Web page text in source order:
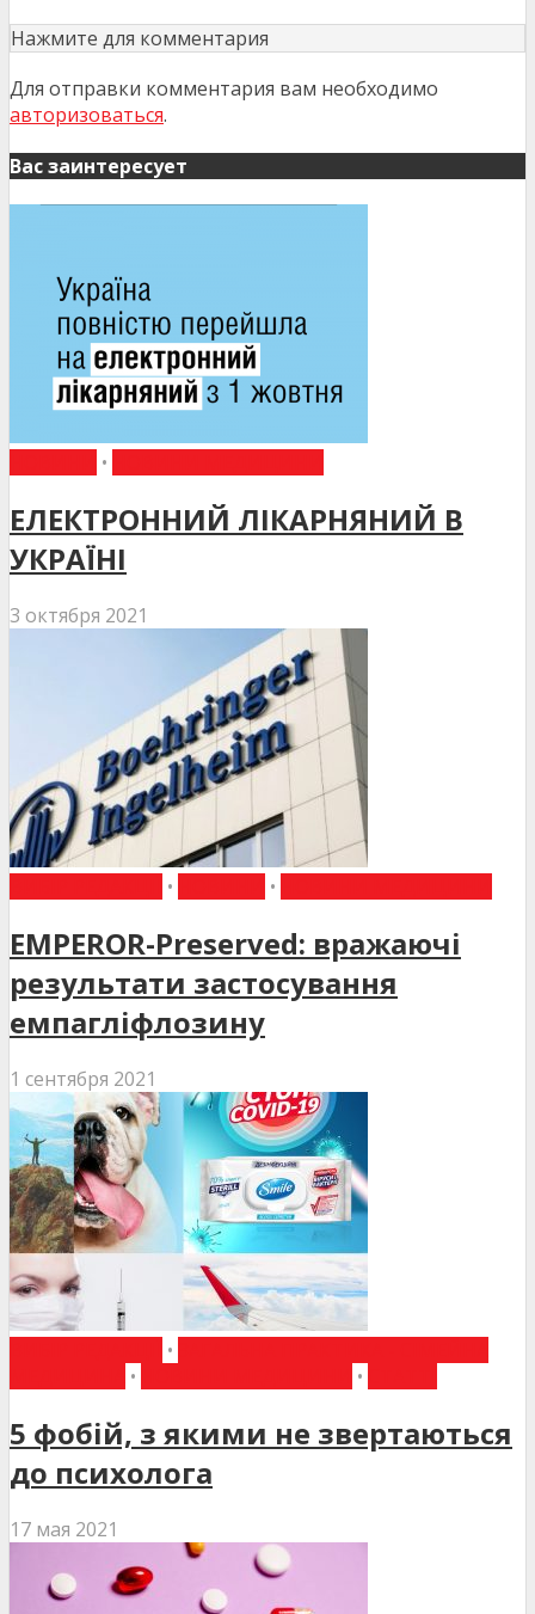
Нажмите для комментария
Для отправки комментария вам необходимо
авторизоваться.
Вас заинтересует
•
ЕЛЕКТРОННИЙ ЛІКАРНЯНИЙ В
УКРАЇНІ
3 октября 2021
• •
EMPEROR-Preserved: вражаючі
результати застосування
емпагліфлозину
1 сентября 2021
•
• •
5 фобій, з якими не звертаються
до психолога
17 мая 2021